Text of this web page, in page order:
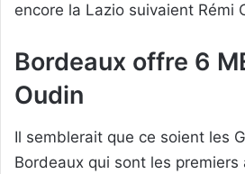
encore la Lazio suivaient Rémi
Bordeaux offre 6
Oudin
Il semblerait que ce soient les
Bordeaux qui sont les premiers